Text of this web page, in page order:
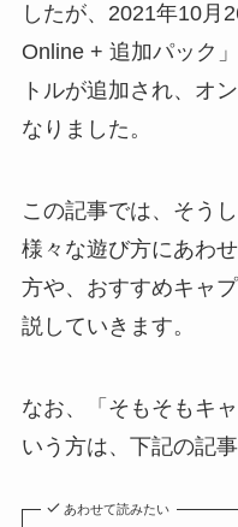
したが、2021年10月
Online + 追加パック
トルが追加され、オ
なりました。
この記事では、そう
様々な遊び方にあわ
方や、おすすめキャ
説していきます。
なお、「そもそもキ
いう方は、下記の記
あわせて読みたい